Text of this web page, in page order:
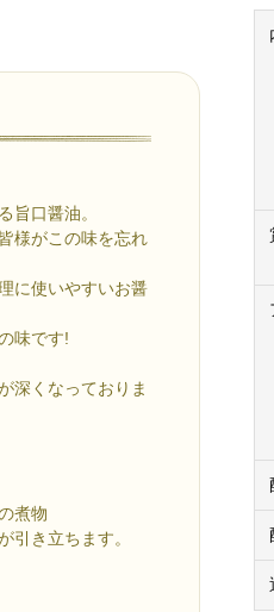
旨口醤油。
様がこの味を忘れ
に使いやすいお醤
味です!
深くなっておりま
煮物
引き立ちます。